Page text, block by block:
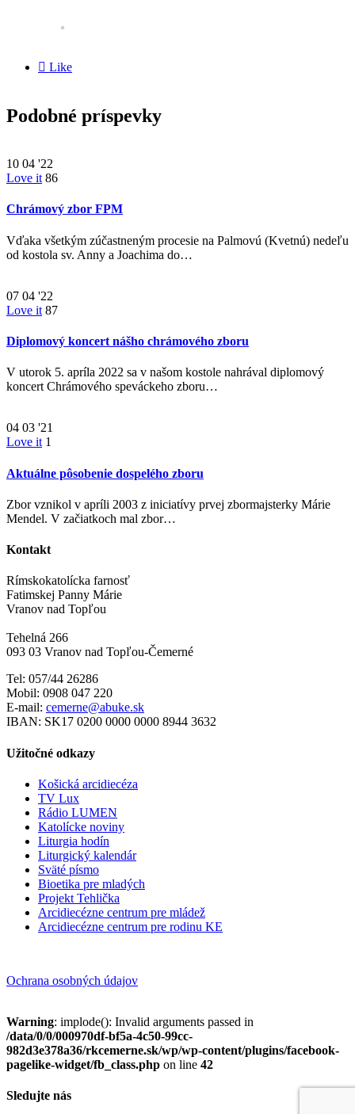
 Like
Podobné príspevky
10 04 '22
Love it 86
Chrámový zbor FPM
Vďaka všetkým zúčastneným procesie na Palmovú (Kvetnú) nedeľu
od kostola sv. Anny a Joachima do…
07 04 '22
Love it 87
Diplomový koncert nášho chrámového zboru
V utorok 5. apríla 2022 sa v našom kostole nahrával diplomový
koncert Chrámového speváckeho zboru…
04 03 '21
Love it 1
Aktuálne pôsobenie dospelého zboru
Zbor vznikol v apríli 2003 z iniciatívy prvej zbormajsterky Márie
Mendel. V začiatkoch mal zbor…
Kontakt
Rímskokatolícka farnosť
Fatimskej Panny Márie
Vranov nad Topľou
Tehelná 266
093 03 Vranov nad Topľou-Čemerné
Tel: 057/44 26286
Mobil: 0908 047 220
E-mail: cemerne@abuke.sk
IBAN: SK17 0200 0000 0000 8944 3632
Užitočné odkazy
Košická arcidiecéza
TV Lux
Rádio LUMEN
Katolícke noviny
Liturgia hodín
Liturgický kalendár
Sväté písmo
Bioetika pre mladých
Projekt Tehlička
Arcidiecézne centrum pre mládež
Arcidiecézne centrum pre rodinu KE
Ochrana osobných údajov
Warning: implode(): Invalid arguments passed in
/data/0/0/000970df-bf5a-4c50-99cc-
982d3e378a36/rkcemerne.sk/wp/wp-content/plugins/facebook-
pagelike-widget/fb_class.php on line 42
Sledujte nás